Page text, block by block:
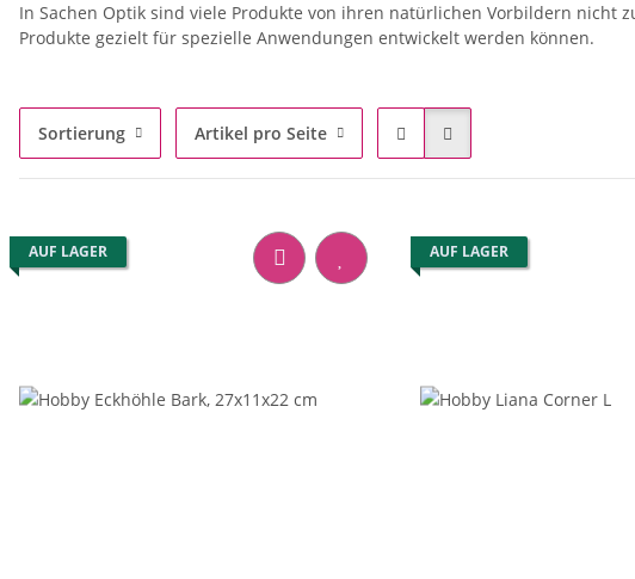
In Sachen Optik sind viele Produkte von ihren natürlichen Vorbildern nicht
Produkte gezielt für spezielle Anwendungen entwickelt werden können.
Sortierung Artikel pro Seite
AUF LAGER AUF LAGER